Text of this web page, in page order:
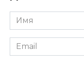
Имя
*
Email
*